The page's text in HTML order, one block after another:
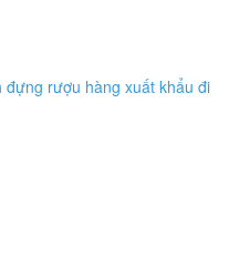
đựng rượu hàng xuất khẩu đi